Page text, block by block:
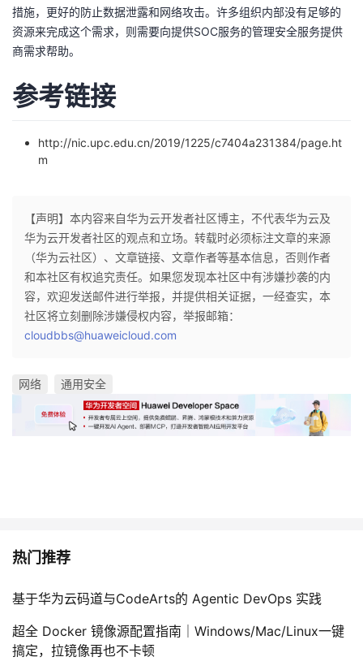
措施，更好的防止数据泄露和网络攻击。许多组织内部没有足够的
资源来完成这个需求，则需要向提供SOC服务的管理安全服务提供
商需求帮助。
参考链接
http://nic.upc.edu.cn/2019/1225/c7404a231384/page.ht
m
【声明】本内容来自华为云开发者社区博主，不代表华为云及
华为云开发者社区的观点和立场。转载时必须标注文章的来源
（华为云社区）、文章链接、文章作者等基本信息，否则作者
和本社区有权追究责任。如果您发现本社区中有涉嫌抄袭的内
容，欢迎发送邮件进行举报，并提供相关证据，一经查实，本
社区将立刻删除涉嫌侵权内容，举报邮箱：
cloudbbs@huaweicloud.com
网络 通用安全
热门推荐
基于华为云码道与CodeArts的 Agentic DevOps 实践
超全 Docker 镜像源配置指南｜Windows/Mac/Linux一键
搞定，拉镜像再也不卡顿